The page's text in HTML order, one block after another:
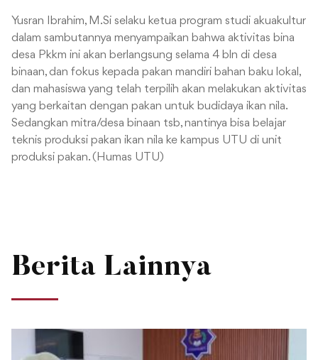
Yusran Ibrahim, M.Si selaku ketua program studi akuakultur
dalam sambutannya menyampaikan bahwa aktivitas bina
desa Pkkm ini akan berlangsung selama 4 bln di desa
binaan, dan fokus kepada pakan mandiri bahan baku lokal,
dan mahasiswa yang telah terpilih akan melakukan aktivitas
yang berkaitan dengan pakan untuk budidaya ikan nila.
Sedangkan mitra/desa binaan tsb, nantinya bisa belajar
teknis produksi pakan ikan nila ke kampus UTU di unit
produksi pakan. (Humas UTU)
Berita Lainnya